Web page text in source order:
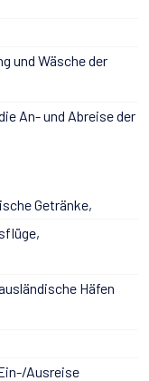
und Wäsche der
An- und Abreise der
Getränke,
Häfen
Ausreise